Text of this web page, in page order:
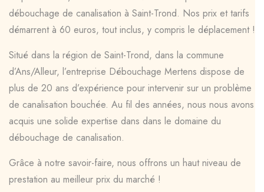
débouchage de canalisation à Saint-Trond. Nos prix et tarifs
démarrent à 60 euros, tout inclus, y compris le déplacement !
Situé dans la région de Saint-Trond, dans la commune
d’Ans/Alleur, l’entreprise Débouchage Mertens dispose de
plus de 20 ans d’expérience pour intervenir sur un problème
de canalisation bouchée. Au fil des années, nous nous avons
acquis une solide expertise dans dans le domaine du
débouchage de canalisation.
Grâce à notre savoir-faire, nous offrons un haut niveau de
prestation au meilleur prix du marché !